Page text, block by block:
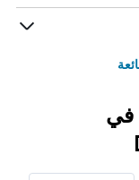
في